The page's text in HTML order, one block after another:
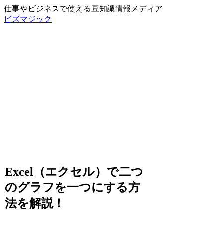
仕事やビジネスで使える豆知識情報メディア
ビズマジック
Excel（エクセル）で二つ
のグラフを一つにする方
法を解説！